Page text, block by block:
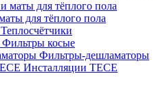
для тёплого пола
Теплосчётчики
Фильтры косые
Фильтры-дешламаторы
Инсталляции TECE